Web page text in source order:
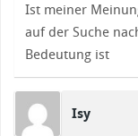
Ist meiner
auf der Suche
Bedeutung ist
Isy